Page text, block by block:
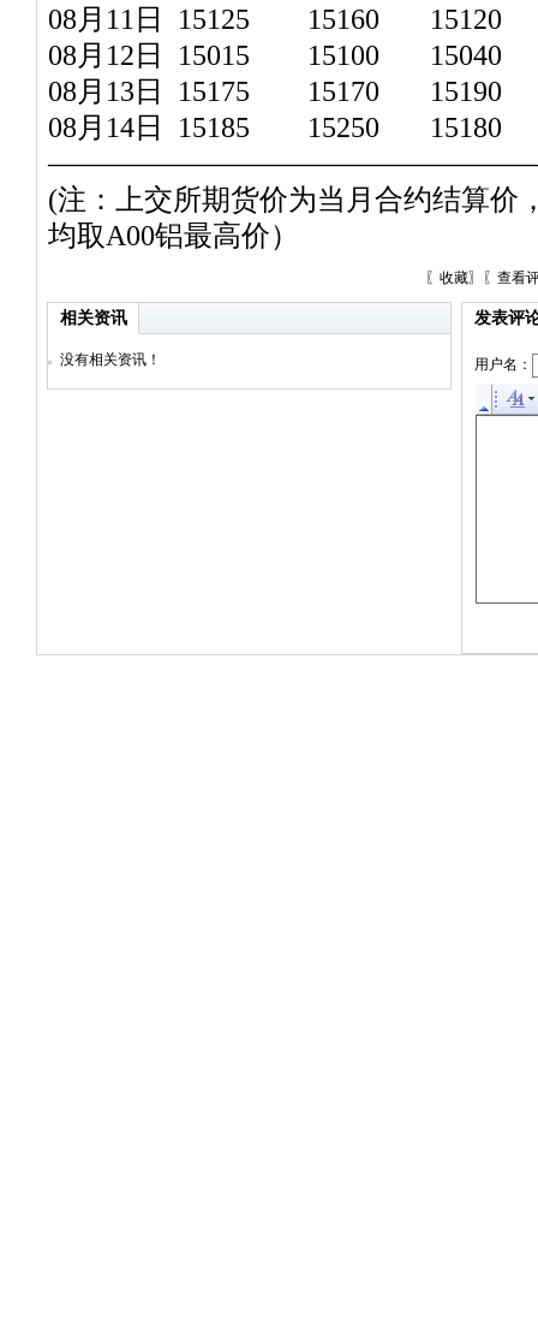
08月11日 15125 15160 15120
08月12日 15015 15100 15040
08月13日 15175 15170 15190
08月14日 15185 15250 15180
(注：上交所期货价为当月合约结算价
均取A00铝最高价）
〖 收藏〗〖 查看
相关资讯
没有相关资讯！
发表评
用户名：